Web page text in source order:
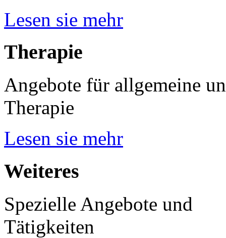
Lesen sie mehr
Therapie
Angebote für allgemeine
Therapie
Lesen sie mehr
Weiteres
Spezielle Angebote und
Tätigkeiten